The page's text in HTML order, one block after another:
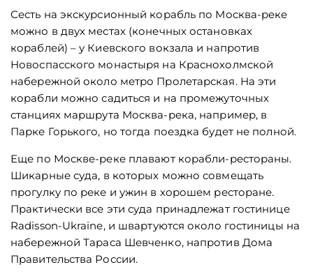
Сесть на экскурсионный корабль по Москва-реке
можно в двух местах (конечных остановках
кораблей) – у Киевского вокзала и напротив
Новоспасского монастыря на Краснохолмской
набережной около метро Пролетарская. На эти
корабли можно садиться и на промежуточных
станциях маршрута Москва-река, например, в
Парке Горького, но тогда поездка будет не полной.
Еще по Москве-реке плавают корабли-рестораны.
Шикарные суда, в которых можно совмещать
прогулку по реке и ужин в хорошем ресторане.
Практически все эти суда принадлежат гостинице
Radisson-Ukraine, и швартуются около гостиницы на
набережной Тараса Шевченко, напротив Дома
Правительства России.